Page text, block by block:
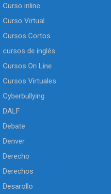
Curso inline
Curso Virtual
Cursos Cortos
cursos de inglés
Cursos On Line
Cursos Virtuales
Cyberbullying
DALF
Debate
Denver
Derecho
Derechos
Desarollo